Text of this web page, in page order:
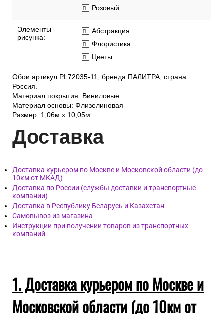
Розовый
Элементы
рисунка:
Абстракция
Флористика
Цветы
Обои артикул PL72035-11, бренда ПАЛИТРА, страна
Россия.
Материал покрытия: Виниловые
Материал основы: Флизелиновая
Размер: 1,06м х 10,05м
Доставка
Доставка курьером по Москве и Московской области (до
10км от МКАД)
Доставка по России (службы доставки и транспортные
компании)
Доставка в Республику Беларусь и Казахстан
Самовывоз из магазина
Инструкции при получении товаров из транспортных
компаний
1. Доставка курьером по Москве и
Московской области (до 10км от